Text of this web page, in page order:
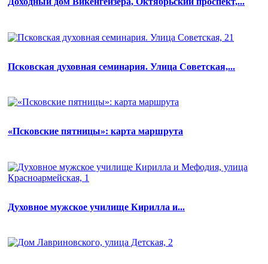
Псковская духовная семинария. Улица Советская,...
«Псковские пятницы»: карта маршрута
Духовное мужское училище Кирилла и...